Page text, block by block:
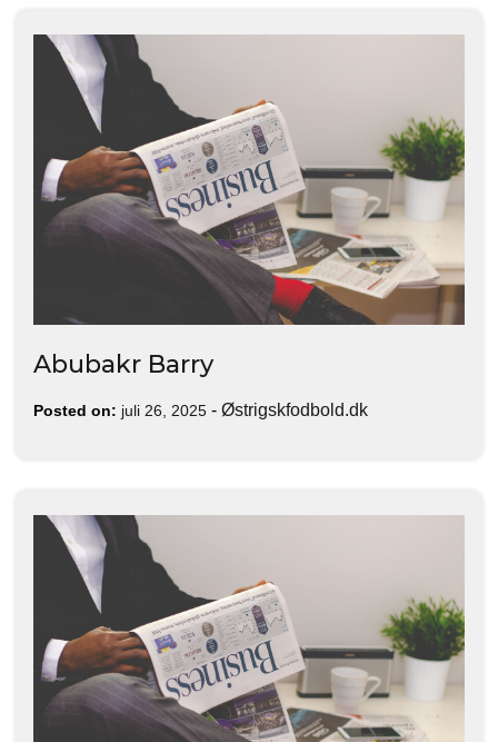
Abubakr Barry
Posted on: juli 26, 2025 - Østrigskfodbold.dk